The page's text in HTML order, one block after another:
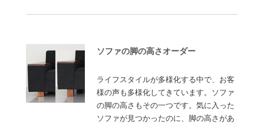
ソファの脚の高さオーダー
ライフスタイルが多様化する中で、お客
様の声も多様化してきています。ソファ
の脚の高さもその一つです。気に入った
ソファが見つかったのに、脚の高さがあ